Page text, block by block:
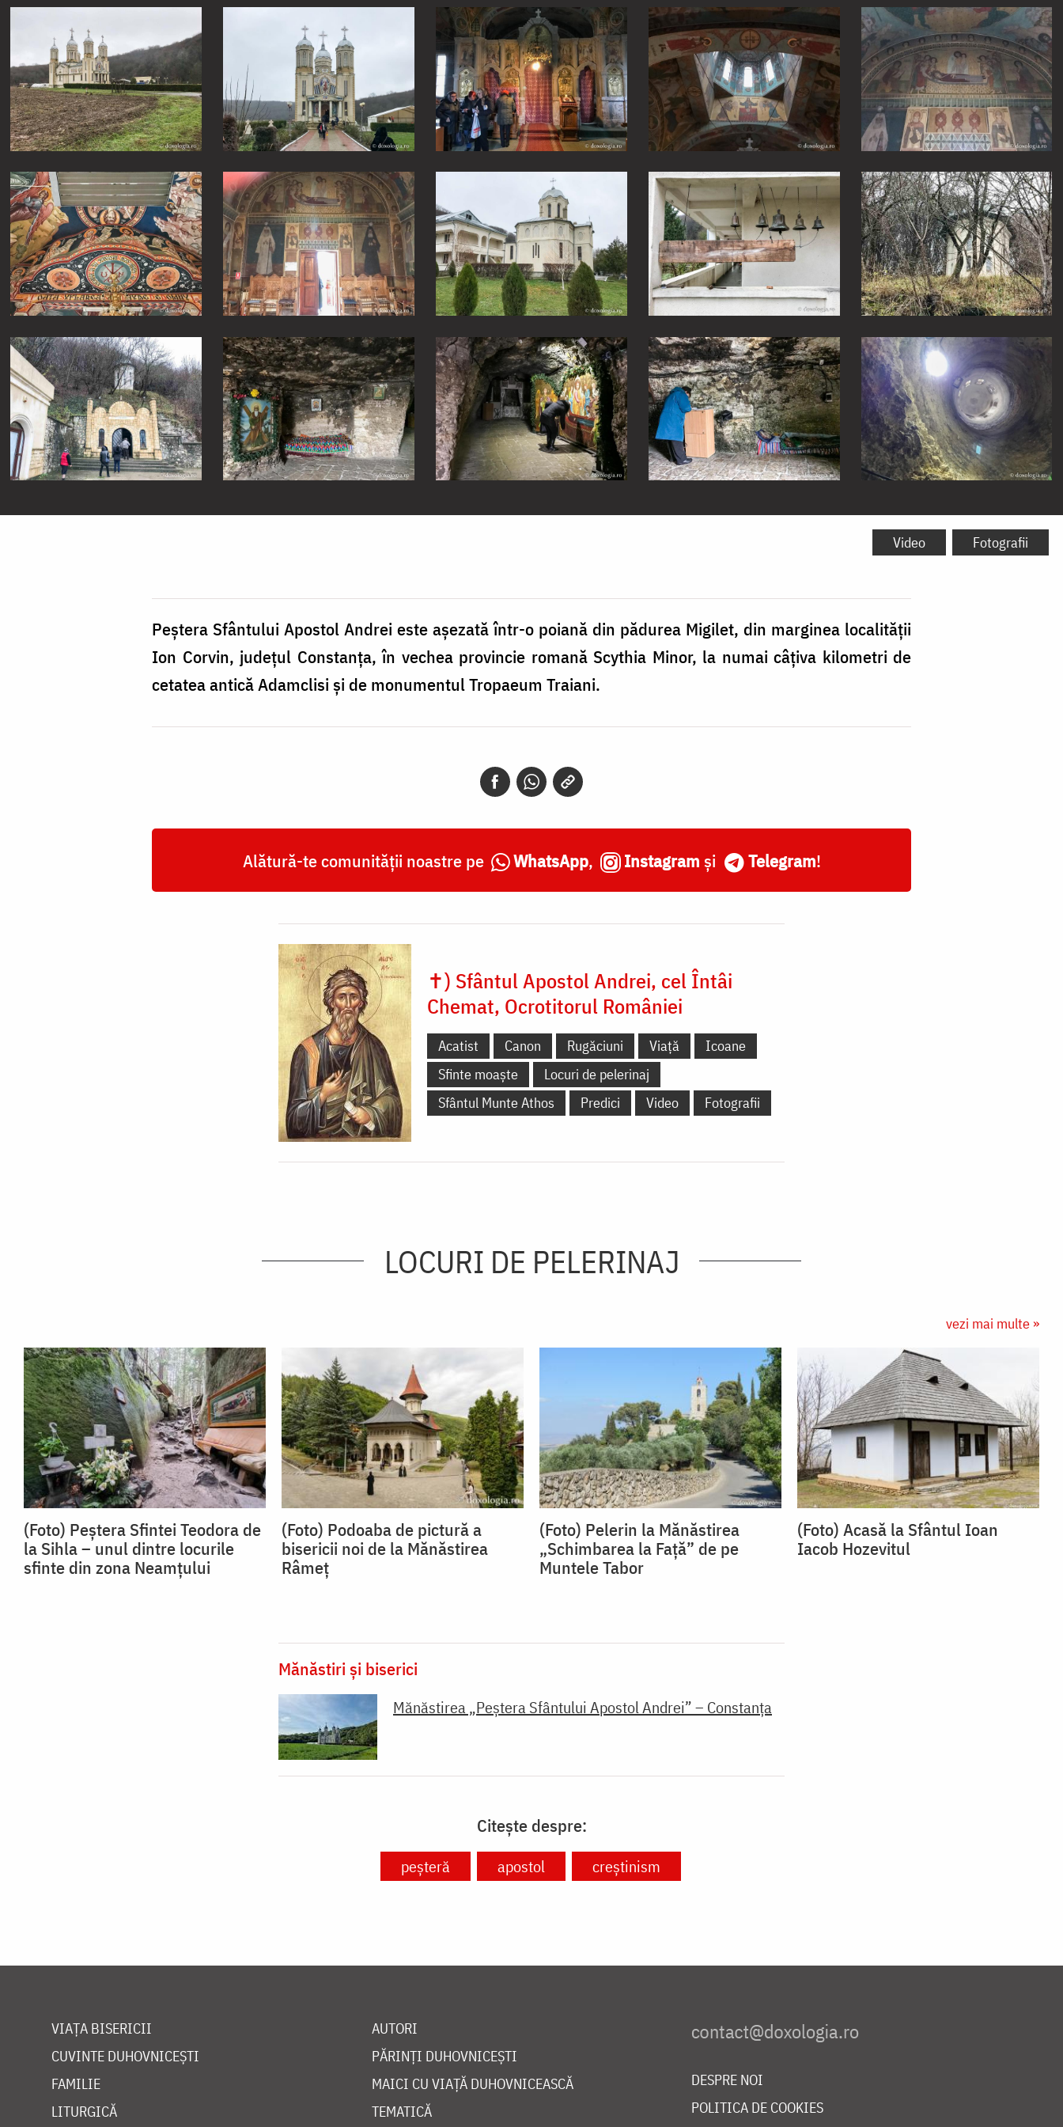
Video Fotografii
Peştera Sfântului Apostol Andrei este aşezată într-o poiană din pădurea Migilet, din marginea localităţii
Ion Corvin, judeţul Constanța, în vechea provincie romană Scythia Minor, la numai câţiva kilometri de
cetatea antică Adamclisi şi de monumentul Tropaeum Traiani.
Alătură-te comunității noastre pe WhatsApp, Instagram și Telegram!
✝) Sfântul Apostol Andrei, cel Întâi
Chemat, Ocrotitorul României
Acatist Canon Rugăciuni Viață
Icoane
Sfinte moaște
Locuri de pelerinaj
Sfântul Munte Athos
Predici Video Fotografii
LOCURI DE PELERINAJ
vezi mai multe »
(Foto) Peștera Sfintei Teodora de
la Sihla – unul dintre locurile
sfinte din zona Neamțului
(Foto) Podoaba de pictură a
bisericii noi de la Mănăstirea
Râmeț
(Foto) Pelerin la Mănăstirea
„Schimbarea la Față” de pe
Muntele Tabor
(Foto) Acasă la Sfântul Ioan
Iacob Hozevitul
Mănăstiri și biserici
Mănăstirea „Peștera Sfântului Apostol Andrei” – Constanța
Citește despre:
peșteră apostol creștinism
VIAȚA BISERICII
CUVINTE DUHOVNICEȘTI
FAMILIE
LITURGICĂ
AUTORI
PĂRINȚI DUHOVNICEȘTI
MAICI CU VIAȚĂ DUHOVNICEASCĂ
TEMATICĂ
DESPRE NOI
POLITICA DE COOKIES